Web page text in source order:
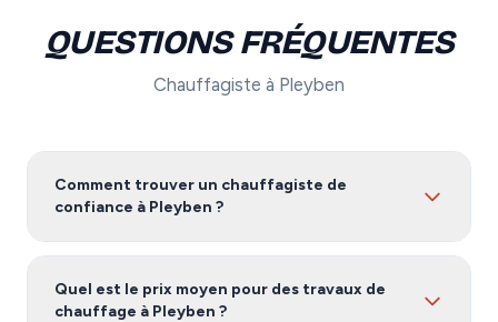
QUESTIONS FRÉQUENTES
Chauffagiste à Pleyben
Comment trouver un chauffagiste de
confiance à Pleyben ?
Pour trouver un chauffagiste fiable à Pleyben, nous
Notre service vous met en relation avec des artisans
Quel est le prix moyen pour des travaux de
chauffage à Pleyben ?